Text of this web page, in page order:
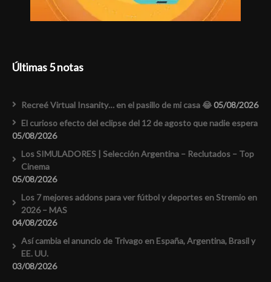
Últimas 5 notas
Recreé Virtual Insanity… en el pasillo de mi casa 😂05/08/2026
El curioso efecto del eclipse del 12 de agosto que nadie espera
05/08/2026
Los SIMULADORES | Selección Argentina – Reclutados – Top
Cinema
05/08/2026
Los 7 mejores addons para ver fútbol y deportes en Stremio en
2026 – MAS
04/08/2026
Así cambia el anuncio de Trivago en España, Argentina, Brasil y
EE. UU.
03/08/2026